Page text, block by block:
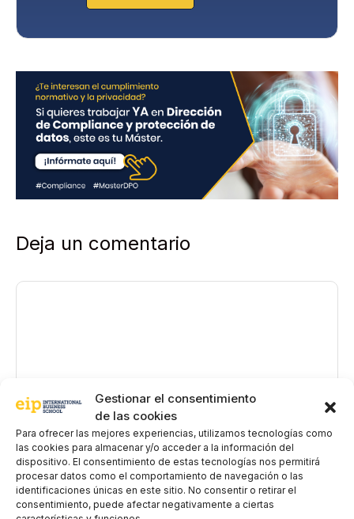
Gestionar el consentimiento
de las cookies
Para ofrecer las mejores experiencias, utilizamos tecnologías como
las cookies para almacenar y/o acceder a la información del
dispositivo. El consentimiento de estas tecnologías nos permitirá
procesar datos como el comportamiento de navegación o las
identificaciones únicas en este sitio. No consentir o retirar el
consentimiento, puede afectar negativamente a ciertas
Deja un comentario
Comentario
Nombre